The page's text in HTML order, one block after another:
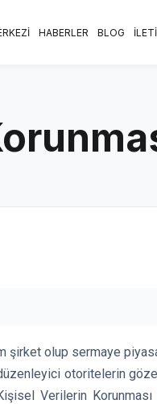
HABERLER BLOG
olup sermaye
otoritelerin
Verilerin Korunması